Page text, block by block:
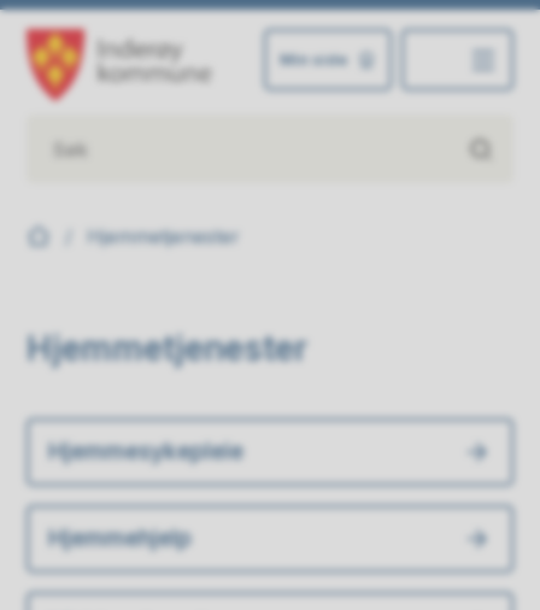
Min side
Du er her:Hjemmetjenester
Hjemmetjenester
Hjemmesykepleie
Hjemmehjelp